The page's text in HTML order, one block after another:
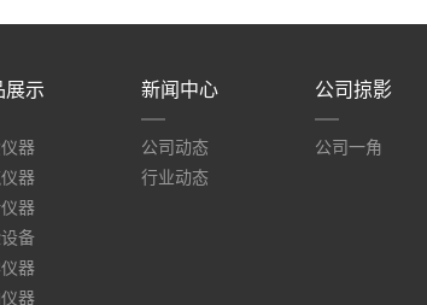
展示
器
器
器
备
器
器
新闻中心
公司动态
行业动态
公司掠影
公司一角